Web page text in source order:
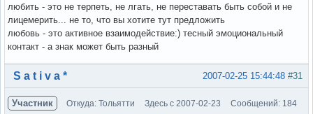
любить - это не терпеть, не лгать, не переставать быть собой и не
лицемерить... не то, что вы хотите тут предложить
любовь - это активное взаимодействие:) тесный эмоциональный
контакт - а знак может быть разный
Вне форума #31
2007-02-25 15:44:48
S a t i v a *
Участник Откуда: Тольятти Здесь с 2007-02-23 Сообщений: 184